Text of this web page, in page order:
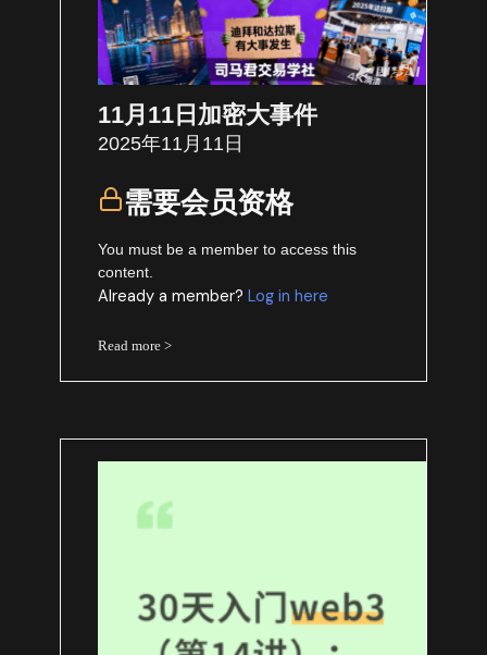
11月11日加密大事件
2025年11月11日
需要会员资格
You must be a member to access this
content.
Already a member?Log in here
Read more >